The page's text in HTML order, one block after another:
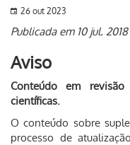
26 out 2023
Publicada em 10 jul.
Aviso
Conteúdo em
científicas.
O conteúdo sobre
processo de